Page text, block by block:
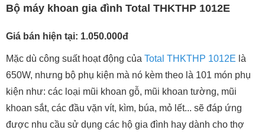
Bộ máy khoan gia đình Total THKTHP 1012E
Giá bán hiện tại: 1.050.000đ
Mặc dù công suất hoạt động của Total THKTHP 1012E là
650W, nhưng bộ phụ kiện mà nó kèm theo là 101 món phụ
kiện như: các loại mũi khoan gỗ, mũi khoan tường, mũi
khoan sắt, các đầu vặn vít, kìm, búa, mỏ lết... sẽ đáp ứng
được nhu cầu sử dụng các hộ gia đình hay dành cho thợ